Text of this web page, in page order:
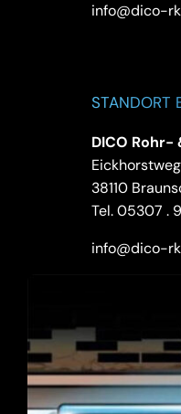
info@dico-
STANDORT
DICO Rohr-
38110
Tel.05307 .
info@dico-